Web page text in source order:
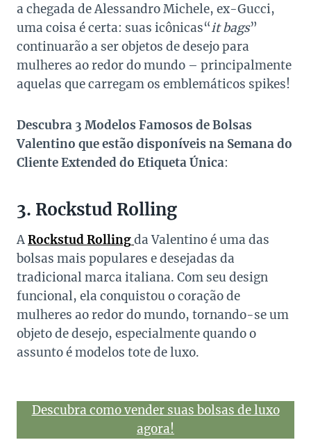
a chegada de Alessandro Michele, ex-Gucci,
uma coisa é certa: suas icônicas“it bags”
continuarão a ser objetos de desejo para
mulheres ao redor do mundo – principalmente
aquelas que carregam os emblemáticos spikes!
Descubra 3 Modelos Famosos de Bolsas
Valentino que estão disponíveis na Semana do
Cliente Extended do Etiqueta Única:
3. Rockstud Rolling
ARockstud Rollingda Valentino é uma das
bolsas mais populares e desejadas da
tradicional marca italiana. Com seu design
funcional, ela conquistou o coração de
mulheres ao redor do mundo, tornando-se um
objeto de desejo, especialmente quando o
assunto é modelos tote de luxo.
Descubra como vender suas bolsas de luxo
agora!